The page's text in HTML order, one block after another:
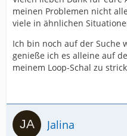
meinen Problemen nicht
viele in ähnlichen
Ich bin noch auf der Suche
genieße ich es alleine auf
meinem Loop-Schal zu
Jalina